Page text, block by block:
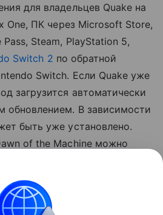
для владельцев Quake на
One, ПК через Microsoft Store,
Pass, Steam, PlayStation 5,
Switch 2 по обратной
Switch. Если Quake уже
загрузится автоматически
обновлением. В зависимости
быть уже установлено.
of the Machine можно